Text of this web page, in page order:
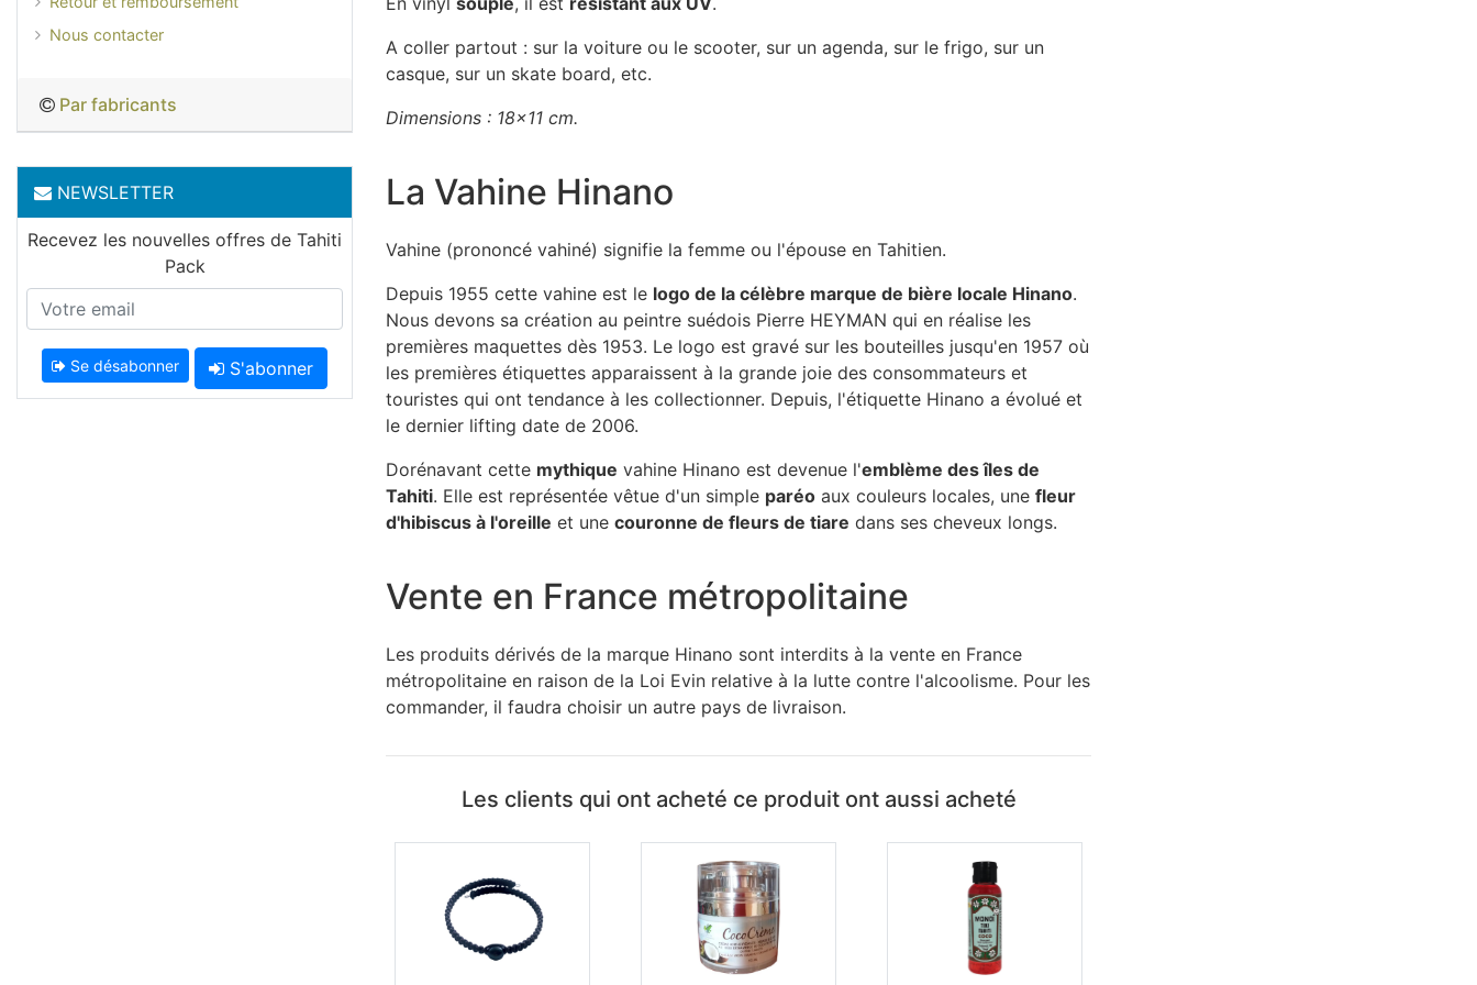
A coller partout : sur la voiture ou le scooter, sur un agenda, sur le frigo, sur un
casque, sur un skate board, etc.
Dimensions : 18x11 cm.
La Vahine Hinano
Vahine (prononcé vahiné) signifie la femme ou l'épouse en Tahitien.
Depuis 1955 cette vahine est le logo de la célèbre marque de bière locale Hinano.
Nous devons sa création au peintre suédois Pierre HEYMAN qui en réalise les
premières maquettes dès 1953. Le logo est gravé sur les bouteilles jusqu'en 1957 où
les premières étiquettes apparaissent à la grande joie des consommateurs et
touristes qui ont tendance à les collectionner. Depuis, l'étiquette Hinano a évolué et
le dernier lifting date de 2006.
Dorénavant cette mythique vahine Hinano est devenue l'emblème des îles de
Tahiti. Elle est représentée vêtue d'un simple paréo aux couleurs locales, une fleur
d'hibiscus à l'oreille et une couronne de fleurs de tiare dans ses cheveux longs.
Vente en France métropolitaine
Les produits dérivés de la marque Hinano sont interdits à la vente en France
métropolitaine en raison de la Loi Evin relative à la lutte contre l'alcoolisme. Pour les
commander, il faudra choisir un autre pays de livraison.
Les clients qui ont acheté ce produit ont aussi acheté
Nous contacter
Par fabricants
NEWSLETTER
Recevez les nouvelles offres de Tahiti
Pack
Se désabonner S'abonner